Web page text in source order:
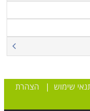
שימוש | הצהרת